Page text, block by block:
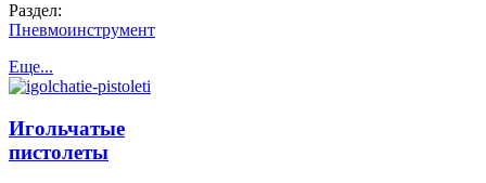
Раздел:
Пневмоинструмент
Еще...
Игольчатые
пистолеты